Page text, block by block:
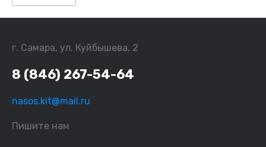
г. Самара, ул. Куйбышева, 2
8 (846) 267-54-64
nasos.kit@mail.ru
Пишите нам